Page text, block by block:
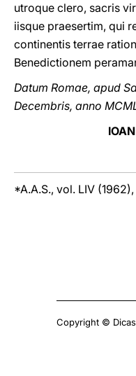
utroque clero, sacris
iisque praesertim, qui
continentis terrae
Benedictionem
Datum Romae, apud
Decembris, anno
*A.A.S., vol. LIV
Copyright ©